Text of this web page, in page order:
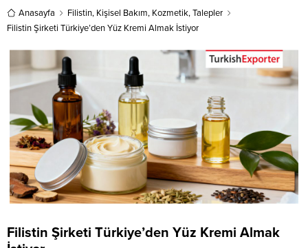
Anasayfa Filistin, Kişisel Bakım, Kozmetik,Talepler
Filistin Şirketi Türkiye’den Yüz Kremi Almak İstiyor
Filistin Şirketi Türkiye’den Yüz Kremi Almak